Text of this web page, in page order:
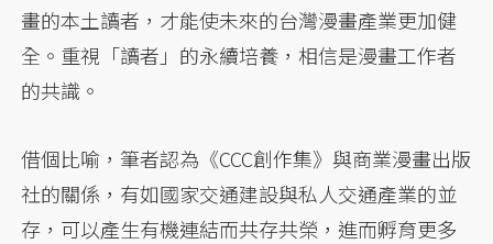
畫的本土讀者，才能使未來的台灣漫畫產業更加健
全。重視「讀者」的永續培養，相信是漫畫工作者
的共識。
借個比喻，筆者認為《CCC創作集》與商業漫畫出版
社的關係，有如國家交通建設與私人交通產業的並
存，可以產生有機連結而共存共榮，進而孵育更多